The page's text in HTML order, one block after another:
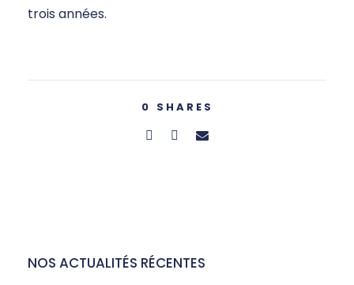
trois années.
0 SHARES
NOS ACTUALITÉS RÉCENTES